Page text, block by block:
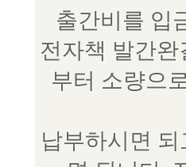
출간비를 입
전자책 발간
부터 소량으
납부하시면